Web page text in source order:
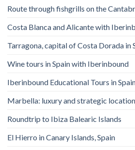
Route through fishgrills on the
Costa Blanca and Alicante with
Tarragona, capital of Costa Dorada in
Wine tours in Spain with Iberinbound
Iberinbound Educational Tours in
Marbella: luxury and strategic location
Roundtrip to Ibiza Balearic Islands
El Hierro in Canary Islands, Spain